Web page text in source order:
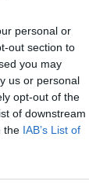
personal or
out section to
you may
us or personal
opt-out of the
of downstream
the IAB’s List of